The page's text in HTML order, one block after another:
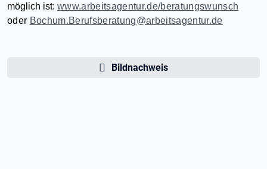
möglich ist: www.arbeitsagentur.de/beratungswunsch
oder Bochum.Berufsberatung@arbeitsagentur.de
Bildnachweis